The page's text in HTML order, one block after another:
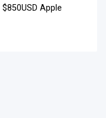
Apple